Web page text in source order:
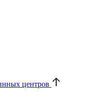
центров